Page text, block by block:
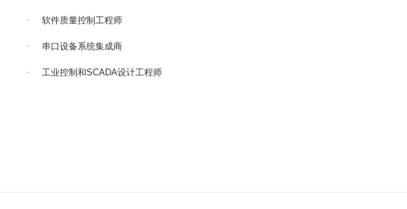
· 软件质量控制工程师
· 串口设备系统集成商
· 工业控制和SCADA设计工程师